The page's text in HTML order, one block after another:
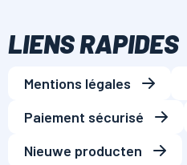
LIENS RAPIDES
Mentions légales
Paiement sécurisé
Nieuwe producten